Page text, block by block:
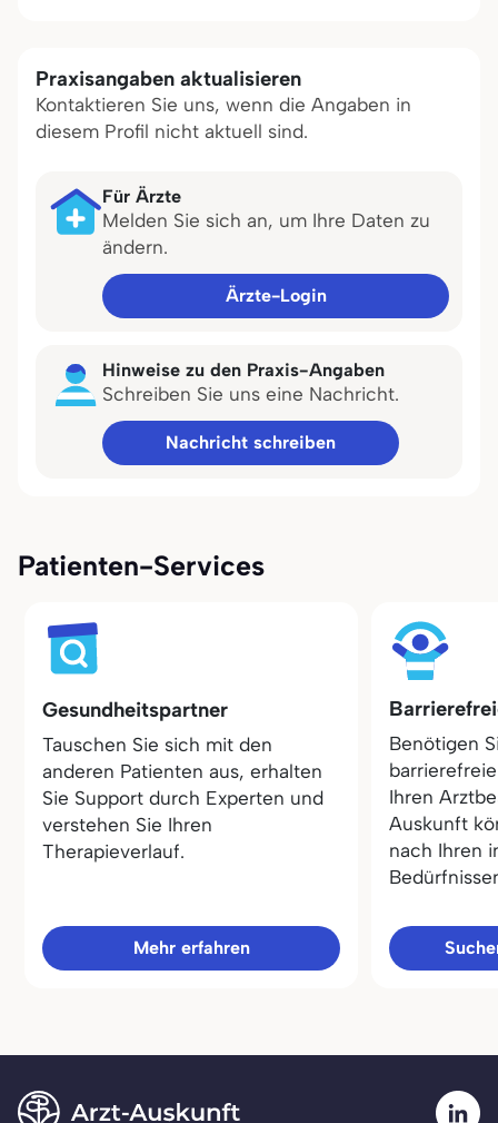
Praxisangaben aktualisieren
Kontaktieren Sie uns, wenn die Angaben in
diesem Profil nicht aktuell sind.
Für Ärzte
Melden Sie sich an, um Ihre Daten zu
ändern.
Ärzte-Login
Hinweise zu den Praxis-Angaben
Schreiben Sie uns eine Nachricht.
Nachricht schreiben
Patienten-Services
Gesundheitspartner
Tauschen Sie sich mit den
anderen Patienten aus, erhalten
Sie Support durch Experten und
verstehen Sie Ihren
Therapieverlauf.
Mehr erfahren
Benötigen
Ihren
Auskunft
nach Ihren